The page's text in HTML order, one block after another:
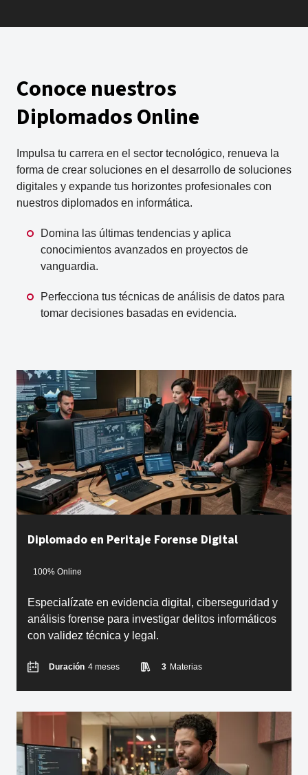
Conoce nuestros
Diplomados Online
Impulsa tu carrera en el sector tecnológico, renueva la
forma de crear soluciones en el desarrollo de soluciones
digitales y expande tus horizontes profesionales con
nuestros diplomados en informática.
Domina las últimas tendencias y aplica
conocimientos avanzados en proyectos de
vanguardia.
Perfecciona tus técnicas de análisis de datos para
tomar decisiones basadas en evidencia.
Diplomado en Peritaje Forense Digital
100% Online
Especialízate en evidencia digital, ciberseguridad y
análisis forense para investigar delitos informáticos
con validez técnica y legal.
Duración 4 meses 3 Materias